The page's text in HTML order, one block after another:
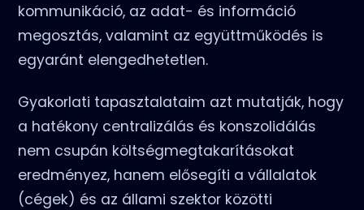
kommunikáció, az adat- és információ
megosztás, valamint az együttműködés is
egyaránt elengedhetetlen.
Gyakorlati tapasztalataim azt mutatják, hogy
a hatékony centralizálás és konszolidálás
nem csupán költségmegtakarításokat
eredményez, hanem elősegíti a vállalatok
(cégek) és az állami szektor közötti